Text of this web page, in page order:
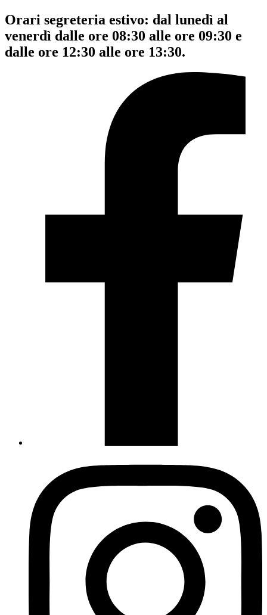
Orari segreteria estivo: dal lunedì al
venerdì dalle ore 08:30 alle ore 09:30 e
dalle ore 12:30 alle ore 13:30.